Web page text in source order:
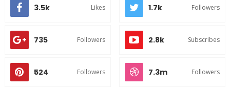
3.5k Likes 1.7k Followers
735 Followers 2.8k Subscribes
524 Followers 7.3m Followers